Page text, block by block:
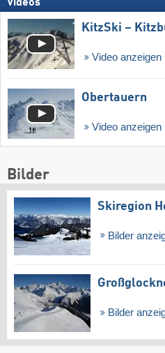
Videos
KitzSki –
Video anzeigen
Obertauern
Video anzeigen
Bilder
Skiregion
Bilder
Bilder